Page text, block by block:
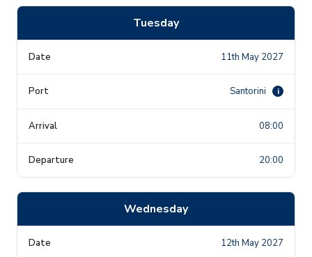
Tuesday
11th May 2027
Santorini i
08:00
20:00
Wednesday
12th May 2027